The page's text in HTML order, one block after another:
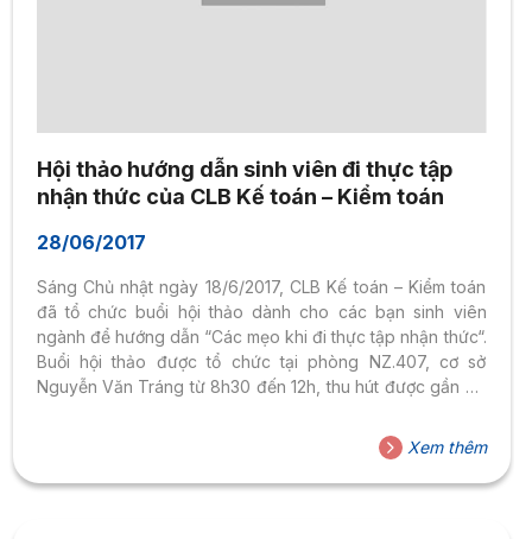
Hội thảo hướng dẫn sinh viên đi thực tập
nhận thức của CLB Kế toán – Kiểm toán
28/06/2017
Sáng Chủ nhật ngày 18/6/2017, CLB Kế toán – Kiểm toán
đã tổ chức buổi hội thảo dành cho các bạn sinh viên
ngành để hướng dẫn “Các mẹo khi đi thực tập nhận thức“.
Buổi hội thảo được tổ chức tại phòng NZ.407, cơ sở
Nguyễn Văn Tráng từ 8h30 đến 12h, thu hút được gần 40
Trang – Điều phối chương trình ngành Kế toán. Dù số
lượng sinh viên tham gia ít hơn số dự kiến ban đầu, nhưng
hầu hết những bạn tham gia rất...
Xem thêm